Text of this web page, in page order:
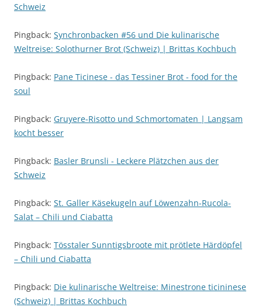
Schweiz
Pingback: Synchronbacken #56 und Die kulinarische
Weltreise: Solothurner Brot (Schweiz) | Brittas Kochbuch
Pingback: Pane Ticinese - das Tessiner Brot - food for the
soul
Pingback: Gruyere-Risotto und Schmortomaten | Langsam
kocht besser
Pingback: Basler Brunsli - Leckere Plätzchen aus der
Schweiz
Pingback: St. Galler Käsekugeln auf Löwenzahn-Rucola-
Salat – Chili und Ciabatta
Pingback: Tösstaler Sunntigsbroote mit prötlete Härdöpfel
– Chili und Ciabatta
Pingback: Die kulinarische Weltreise: Minestrone ticininese
(Schweiz) | Brittas Kochbuch